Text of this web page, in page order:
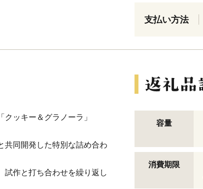
支払い方法
クッキー＆グラノーラ」
共同開発した特別な詰め合わ
試作と打ち合わせを繰り返し
容量
消費期限